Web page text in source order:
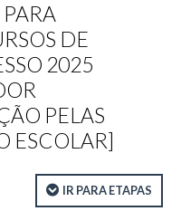
DE
2025
PELAS
ESCOLAR]
IR PARA ETAPAS